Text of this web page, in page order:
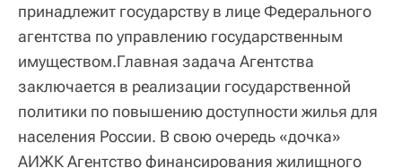
принадлежит государству в лице Федерального
агентства по управлению государственным
имуществом.Главная задача Агентства
заключается в реализации государственной
политики по повышению доступности жилья для
населения России. В свою очередь «дочка»
АИЖК Агентство финансирования жилищного